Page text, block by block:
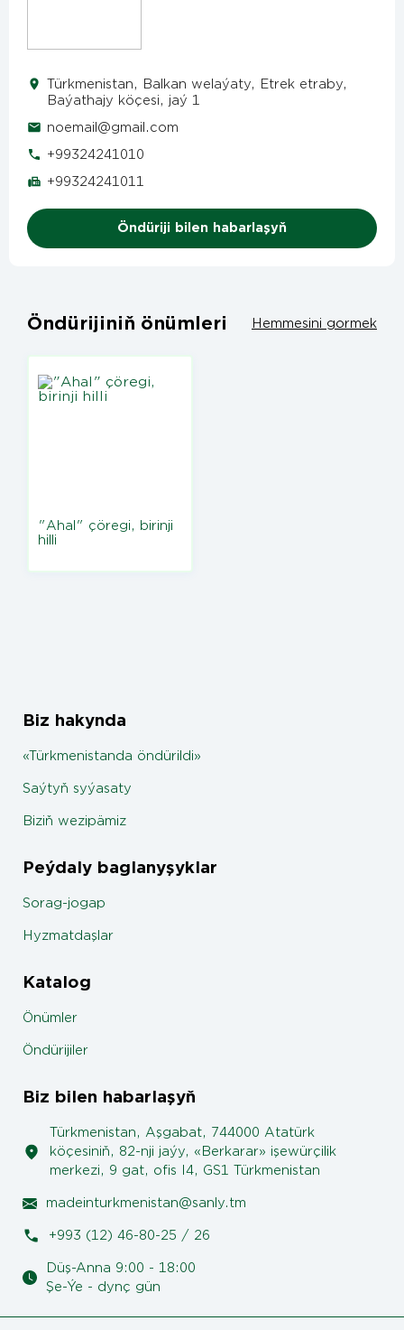
Türkmenistan, Balkan welaýaty, Etrek etraby,
Baýathajy köçesi, jaý 1
noemail@gmail.com
+99324241010
+99324241011
Öndüriji bilen habarlaşyň
Öndürijiniň önümleri Hemmesini gormek
"Ahal" çöregi, birinji
hilli
Biz hakynda
«Türkmenistanda öndürildi»
Saýtyň syýasaty
Biziň wezipämiz
Peýdaly baglanyşyklar
Sorag-jogap
Hyzmatdaşlar
Katalog
Önümler
Öndürijiler
Biz bilen habarlaşyň
Türkmenistan, Aşgabat, 744000 Atatürk
köçesiniň, 82-nji jaýy, «Berkarar» işewürçilik
merkezi, 9 gat, ofis I4, GS1 Türkmenistan
madeinturkmenistan@sanly.tm
+993 (12) 46-80-25 / 26
Düş-Anna 9:00 - 18:00
Şe-Ýe - dynç gün